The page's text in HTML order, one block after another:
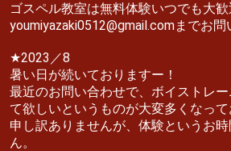
ゴスペル教室は無料体験いつでも大歓
youmiyazaki0512@gmail.comまでお
★2023／8
暑い日が続いておりますー！
最近のお問い合わせで、ボイストレ
て欲しいというものが大変多くなって
申し訳ありませんが、体験というお
ん。